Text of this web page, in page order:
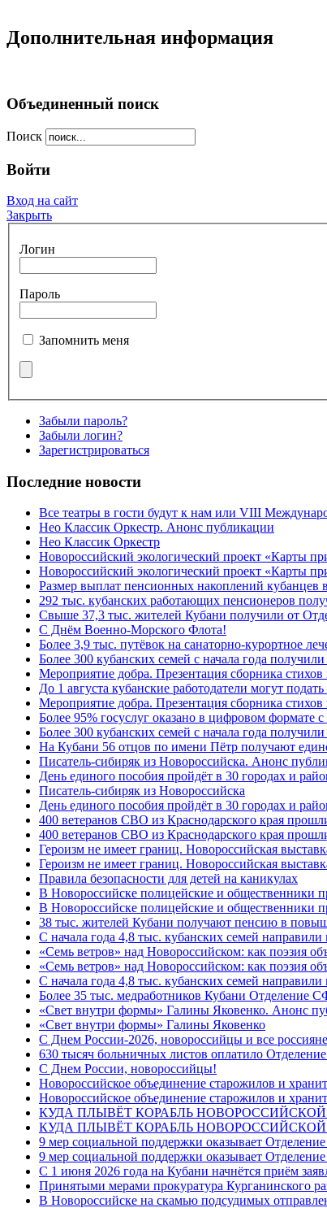
Дополнительная информация
Объединенный поиск
Поиск
Войти
Вход на сайт
Закрыть
Логин
Пароль
Запомнить меня
Забыли пароль?
Забыли логин?
Зарегистрироваться
Последние новости
Все театры в гости будут к нам или VIII
Нео Классик Оркестр. Анонс публикации
Нео Классик Оркестр
Новороссийский экологический проект «Карты
Новороссийский экологический проект «Карты
Размер выплат пенсионных накоплений кубанцев
292 тыс. кубанских работающих пенсионеров
Свыше 37,3 тыс. жителей Кубани получили от
C Днём Военно-Морского Флота!
Более 3,9 тыс. путёвок на санаторно-курортное
Более 300 кубанских семей с начала года
Мероприятие добра. Презентация сборника
До 1 августа кубанские работодатели могут
Мероприятие добра. Презентация сборника
Более 95% госуслуг оказано в цифровом
Более 300 кубанских семей с начала года
На Кубани 56 отцов по имени Пётр получают
Писатель-сибиряк из Новороссийска. Анонс
День единого пособия пройдёт в 30 городах и
Писатель-сибиряк из Новороссийска
День единого пособия пройдёт в 30 городах и
400 ветеранов СВО из Краснодарского края
400 ветеранов СВО из Краснодарского края
Героизм не имеет границ. Новороссийская
Героизм не имеет границ. Новороссийская
Правила безопасности для детей на каникулах
В Новороссийске полицейские и общественники
В Новороссийске полицейские и общественники
38 тыс. жителей Кубани получают пенсию в
С начала года 4,8 тыс. кубанских семей
«Семь ветров» над Новороссийском: как поэзия
«Семь ветров» над Новороссийском: как поэзия
С начала года 4,8 тыс. кубанских семей
Более 35 тыс. медработников Кубани Отделение
«Свет внутри формы» Галины Яковенко. Анонс
«Свет внутри формы» Галины Яковенко
C Днем России-2026, новороссийцы и все
630 тысяч больничных листов оплатило
C Днем России, новороссийцы!
Новороссийское объединение старожилов и
Новороссийское объединение старожилов и
КУДА ПЛЫВЁТ КОРАБЛЬ НОВОРОССИЙСКОЙ
КУДА ПЛЫВЁТ КОРАБЛЬ НОВОРОССИЙСКОЙ
9 мер социальной поддержки оказывает
9 мер социальной поддержки оказывает
С 1 июня 2026 года на Кубани начнётся приём
Принятыми мерами прокуратура Курганинского
В Новороссийске на скамью подсудимых